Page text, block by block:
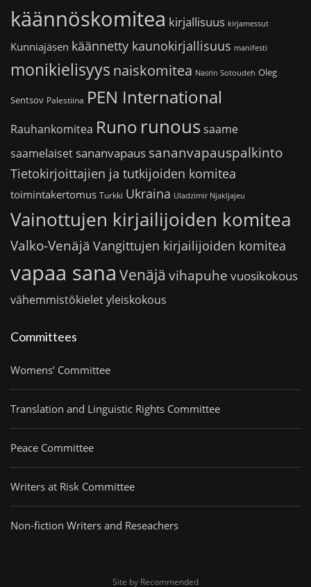
käännöskomitea kirjallisuus kirjamessut
Kunniajäsen käännetty kaunokirjallisuus manifesti
monikielisyys naiskomitea Nasrin Sotoudeh Oleg
Sentsov Palestiina PEN International
Rauhankomitea Runo runoussaame
saamelaiset sananvapaus sananvapauspalkinto
Tietokirjoittajien ja tutkijoiden komitea
toimintakertomus Turkki Ukraina Uladzimir Njakljajeu
Vainottujen kirjailijoiden komitea
Valko-Venäjä Vangittujen kirjailijoiden komitea
vapaa sana Venäjä vihapuhe vuosikokous
vähemmistökieletyleiskokous
Committees
Womens’ Committee
Translation and Linguistic Rights Committee
Peace Committee
Writers at Risk Committee
Non-fiction Writers and Reseachers
Site by Recommended